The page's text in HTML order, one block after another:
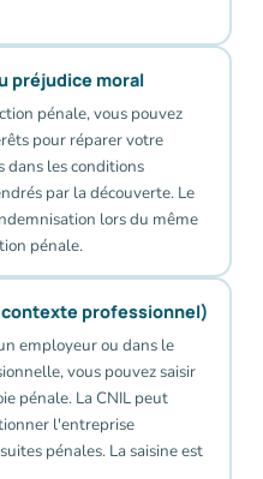
préjudice moral
pénale, vous pouvez
pour réparer votre
dans les conditions
par la découverte. Le
lors du même
pénale.
contexte professionnel)
employeur ou dans le
vous pouvez saisir
pénale. La CNIL peut
l'entreprise
pénales. La saisine est